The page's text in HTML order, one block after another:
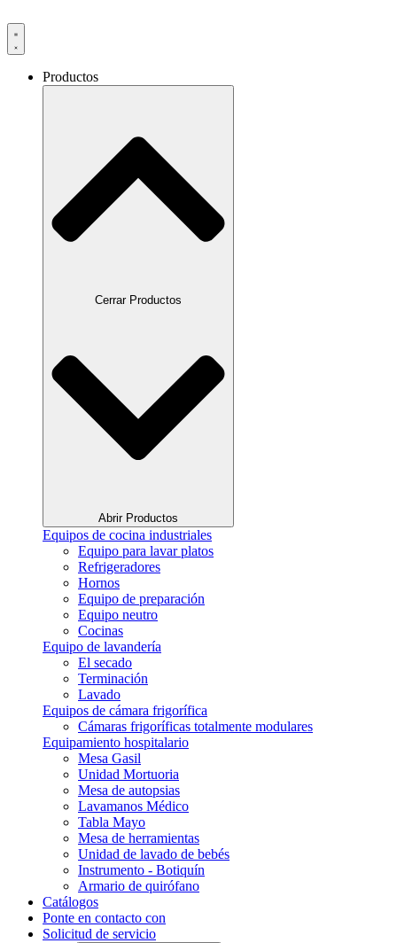
Productos
Cerrar Productos
Abrir Productos
Equipos de cocina industriales
Equipo para lavar platos
Refrigeradores
Hornos
Equipo de preparación
Equipo neutro
Cocinas
Equipo de lavandería
El secado
Terminación
Lavado
Equipos de cámara frigorífica
Cámaras frigoríficas totalmente modulares
Equipamiento hospitalario
Mesa Gasil
Unidad Mortuoria
Mesa de autopsias
Lavamanos Médico
Tabla Mayo
Mesa de herramientas
Unidad de lavado de bebés
Instrumento - Botiquín
Armario de quirófano
Catálogos
Ponte en contacto con
Solicitud de servicio